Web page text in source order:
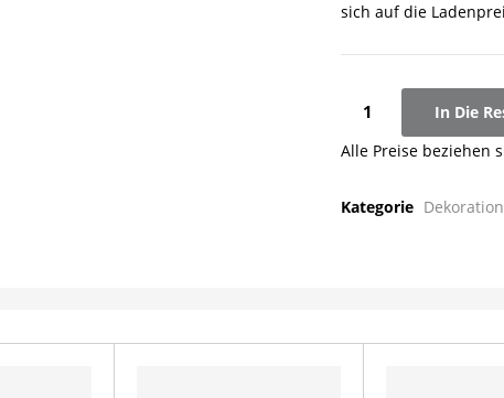
sich auf die
In Die
Alle Preise beziehen
Kategorie Dekoration